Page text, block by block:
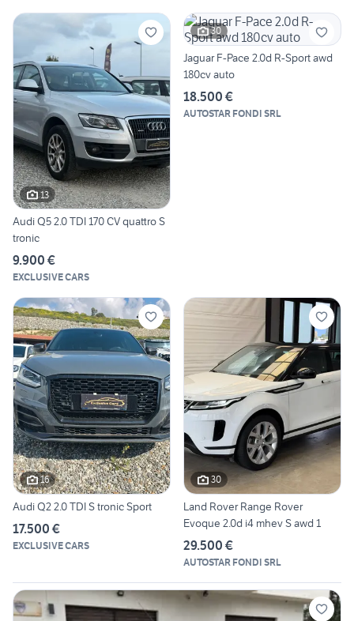
13
Audi Q5 2.0 TDI 170 CV quattro S
tronic
9.900 €
EXCLUSIVE CARS
30
Jaguar F-Pace 2.0d R-Sport awd
180cv auto
18.500 €
AUTOSTAR FONDI SRL
16
Audi Q2 2.0 TDI S tronic Sport
17.500 €
EXCLUSIVE CARS
30
Land Rover Range Rover
Evoque 2.0d i4 mhev S awd 1
29.500 €
AUTOSTAR FONDI SRL